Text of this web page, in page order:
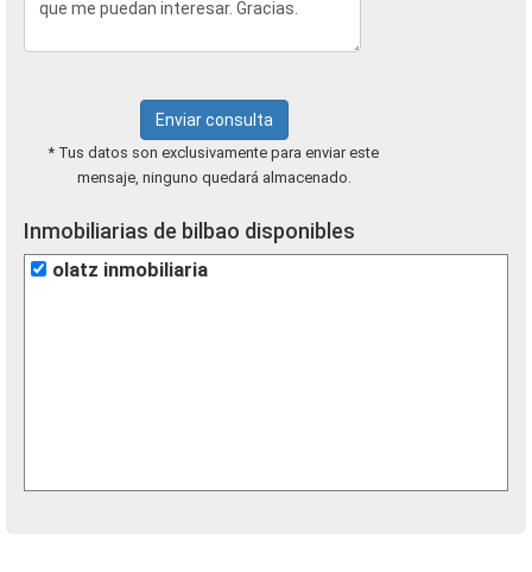
Enviar consulta
* Tus datos son exclusivamente para enviar este
mensaje, ninguno quedará almacenado.
Inmobiliarias de bilbao disponibles
olatz inmobiliaria